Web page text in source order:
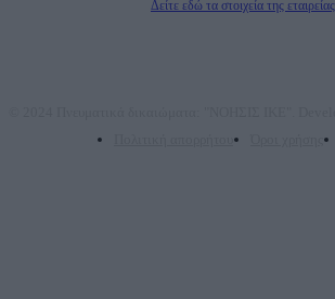
Δείτε εδώ τα στοιχεία της εταιρείας